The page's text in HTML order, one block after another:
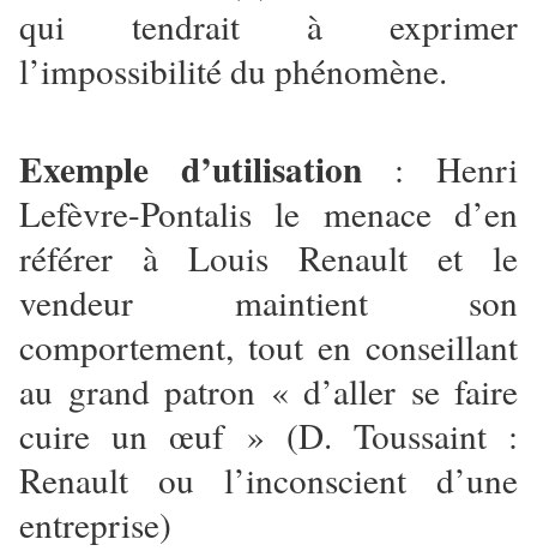
qui tendrait à exprimer
l’impossibilité du phénomène.
Exemple d’utilisation : Henri
Lefèvre-Pontalis le menace d’en
référer à Louis Renault et le
vendeur maintient son
comportement, tout en conseillant
au grand patron « d’aller se faire
cuire un œuf » (D. Toussaint :
Renault ou l’inconscient d’une
entreprise)